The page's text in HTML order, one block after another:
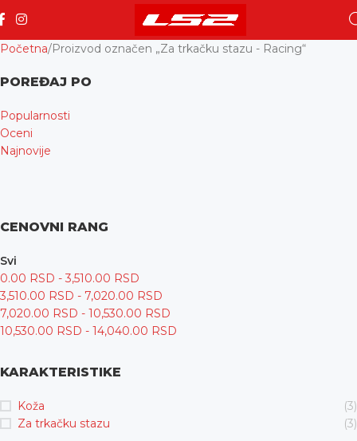
Početna Proizvod označen „Za trkačku stazu - Racing“
POREĐAJ PO
Popularnosti
Oceni
Najnovije
CENOVNI RANG
Svi
0.00 RSD - 3,510.00 RSD
3,510.00 RSD - 7,020.00 RSD
7,020.00 RSD - 10,530.00 RSD
10,530.00 RSD - 14,040.00 RSD
KARAKTERISTIKE
Koža
(3)
Za trkačku stazu
(3)